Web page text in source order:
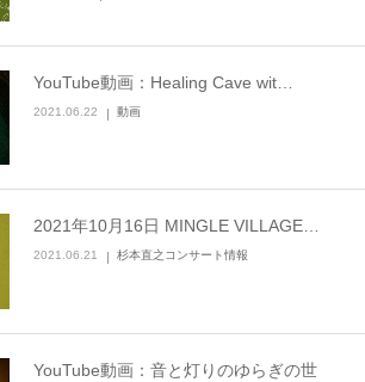
YouTube動画：Healing Cave wit…
2021.06.22 動画
2021年10月16日 MINGLE VILLAGE…
2021.06.21 杉本直之コンサート情報
YouTube動画：音と灯りのゆらぎの世